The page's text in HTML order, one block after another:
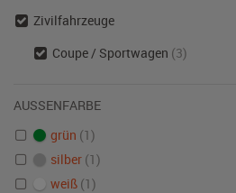
Zivilfahrzeuge
Coupe / Sportwagen (3)
AUSSENFARBE
grün (1)
silber (1)
weiß (1)